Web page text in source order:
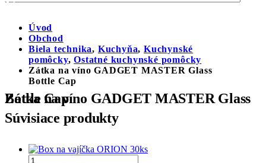
Úvod
Obchod
Biela technika, Kuchyňa,Kuchynské
pomôcky,Ostatné kuchynské pomôcky
Zátka na víno GADGET MASTER Glass
Bottle Cap
Zátka na víno GADGET MASTER Glass Bottle Cap
Súvisiace produkty